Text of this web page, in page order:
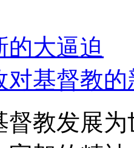
的大逼迫
基督教的
督教发展